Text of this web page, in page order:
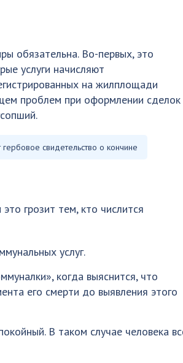
обязательна. Во-первых, это
услуги начисляют
на жилплощади
проблем при оформлении сделок
свидетельство о кончине
грозит тем, кто числится
услуг.
когда выяснится, что
его смерти до выявления этого
В таком случае человека